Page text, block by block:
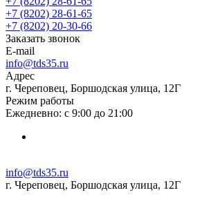
+7 (8202) 28‑61-65
+7 (8202) 20‑30-66
Заказать звонок
E-mail
info@tds35.ru
Адрес
г. Череповец, Боршодская улица, 12Г
Режим работы
Ежедневно: с 9:00 до 21:00
info@tds35.ru
г. Череповец, Боршодская улица, 12Г